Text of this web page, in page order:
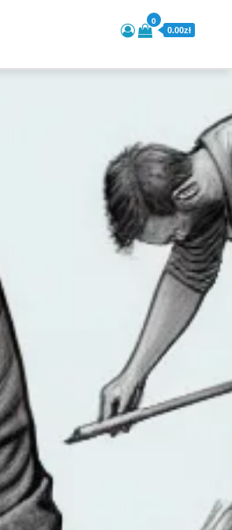
0
0.00zł